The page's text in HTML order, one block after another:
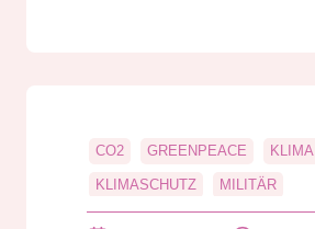
CO2 GREENPEACE KLIMA
KLIMASCHUTZ MILITÄR